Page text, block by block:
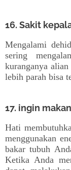
16. Sakit
Mengalami
sering
kuranganya
lebih parah bisa
17. ingin
Hati
menggunakan
bakar tubuh
Ketika Anda